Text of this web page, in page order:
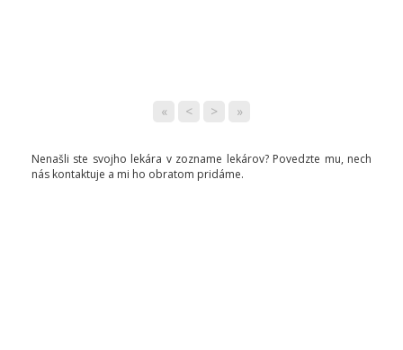
« < > »
Nenašli ste svojho lekára v zozname lekárov? Povedzte mu, nech
nás kontaktuje a mi ho obratom pridáme.